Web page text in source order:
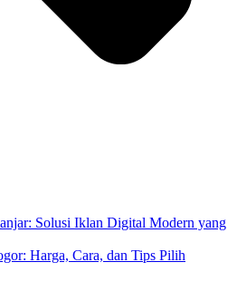
Solusi Iklan Digital Modern yang
Harga, Cara, dan Tips Pilih